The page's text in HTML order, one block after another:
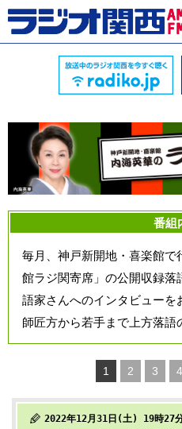
番組
毎月、神戸新開地・喜楽館で
館ラジ関寄席」の公開収録落
語家さんへのインタビューを
師匠方から若手まで上方落語
1 2 3 4
2022年12月31日(土) 19時27